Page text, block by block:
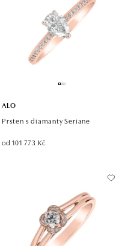
ALO
Prsten s diamanty Seriane
od 101 773 Kč